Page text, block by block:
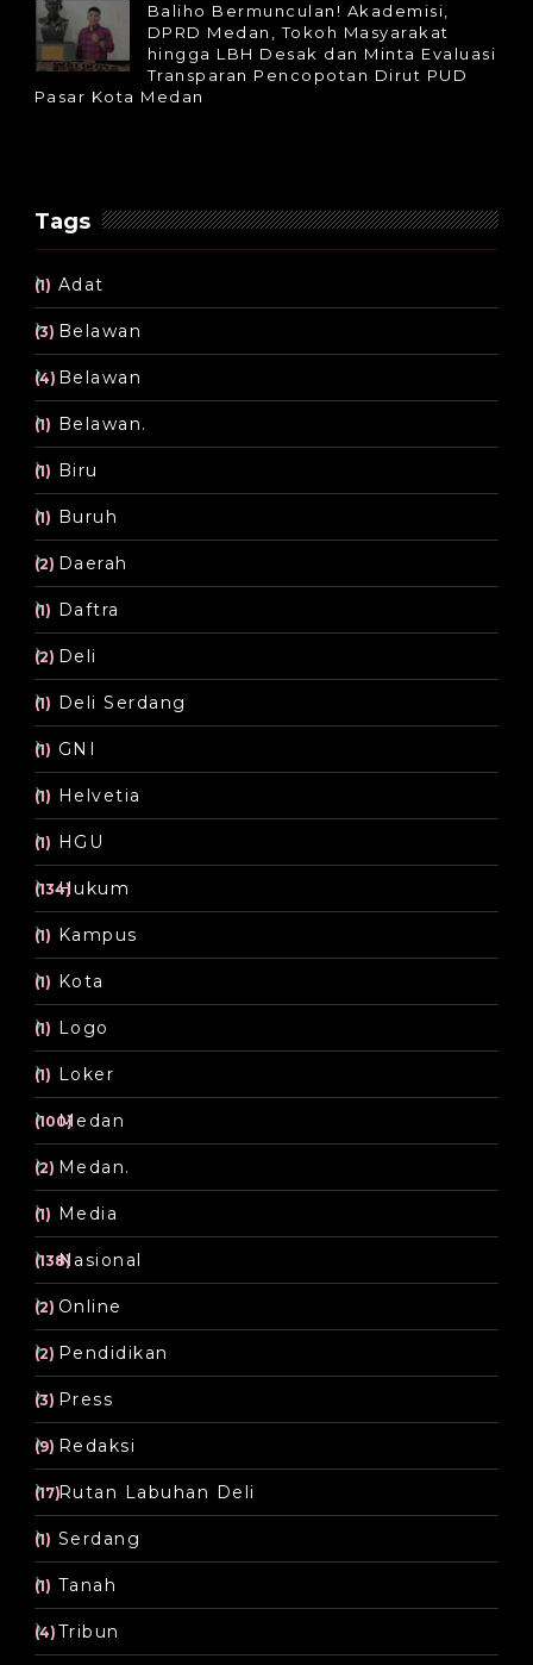
Baliho Bermunculan! Akademisi,
DPRD Medan, Tokoh Masyarakat
hingga LBH Desak dan Minta Evaluasi
Transparan Pencopotan Dirut PUD
Pasar Kota Medan
Tags
Adat
(1)
Belawan
(3)
Belawan
(4)
Belawan.
(1)
Biru
(1)
Buruh
(1)
Daerah
(2)
Daftra
(1)
Deli
(2)
Deli Serdang
(1)
GNI
(1)
Helvetia
(1)
HGU
(1)
Hukum
(134)
Kampus
(1)
Kota
(1)
Logo
(1)
Loker
(1)
Medan
(100)
Medan.
(2)
Media
(1)
Nasional
(138)
Online
(2)
Pendidikan
(2)
Press
(3)
Redaksi
(9)
Rutan Labuhan Deli
(17)
Serdang
(1)
Tanah
(1)
Tribun
(4)